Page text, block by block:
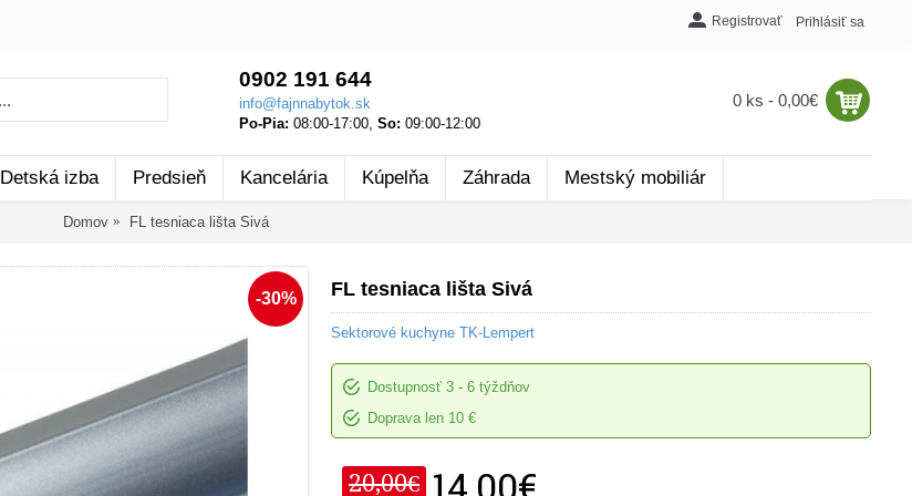
Registrovať Prihlásiť sa
0902 191 644
info@fajnnabytok.sk
Po-Pia: 08:00-17:00, So: 09:00-12:00
0 ks - 0,00€
Detská izba Predsieň Kancelária Kúpelňa Záhrada Mestský mobiliár
Domov FL tesniaca lišta Sivá
-30% FL tesniaca lišta Sivá
Sektorové kuchyne TK-Lempert
Dostupnosť 3 - 6 týždňov
Doprava len 10 €
20,00€ 14,00€